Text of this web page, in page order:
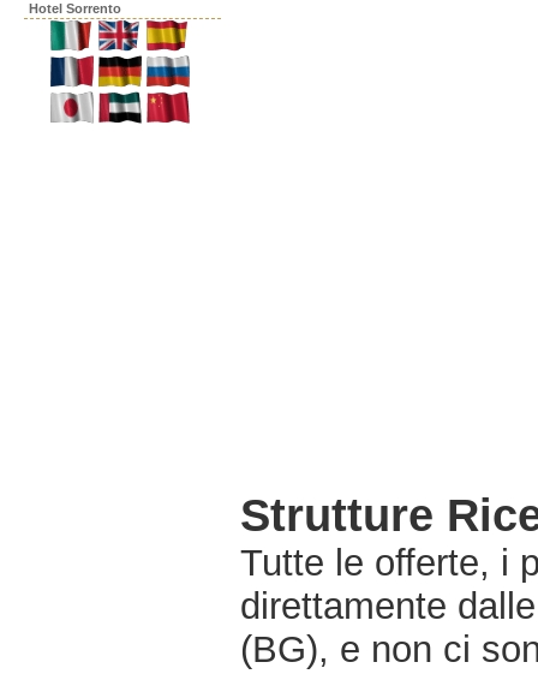
Hotel Sorrento
Strutture
Tutte le offerte, i
direttamente
(BG), e non ci